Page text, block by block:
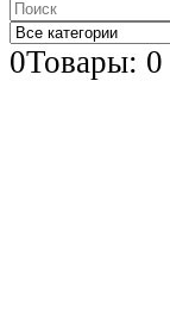
0Товары: 0